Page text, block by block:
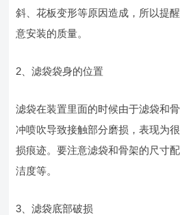
斜、花板变形等原因造成，所以提
意安装的质量。
2、滤袋袋身的位置
滤袋在装置里面的时候由于滤袋和
冲喷吹导致接触部分磨损，表现为
损痕迹。要注意滤袋和骨架的尺寸
洁度等。
3、滤袋底部破损